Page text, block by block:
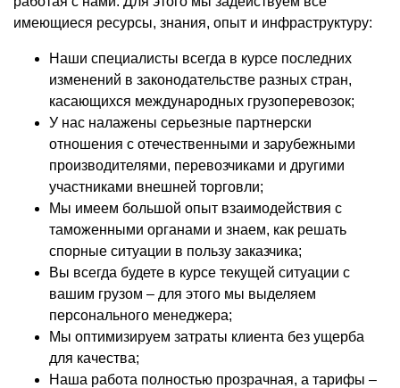
имеющиеся ресурсы, знания, опыт и инфраструктуру:
Наши специалисты всегда в курсе последних
изменений в законодательстве разных стран,
касающихся международных грузоперевозок;
У нас налажены серьезные партнерски
отношения с отечественными и зарубежными
производителями, перевозчиками и другими
участниками внешней торговли;
Мы имеем большой опыт взаимодействия с
таможенными органами и знаем, как решать
спорные ситуации в пользу заказчика;
Вы всегда будете в курсе текущей ситуации с
вашим грузом – для этого мы выделяем
персонального менеджера;
Мы оптимизируем затраты клиента без ущерба
для качества;
Наша работа полностью прозрачная, а тарифы –